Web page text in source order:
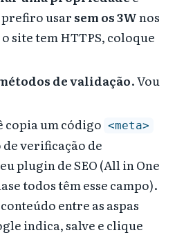
prefiro usar sem os 3Wnos
site tem HTTPS, coloque
de validação. Vou
copia um código <meta>
de verificação de
plugin de SEO (All in One
todos têm esse campo).
entre as aspas
indica, salve e clique